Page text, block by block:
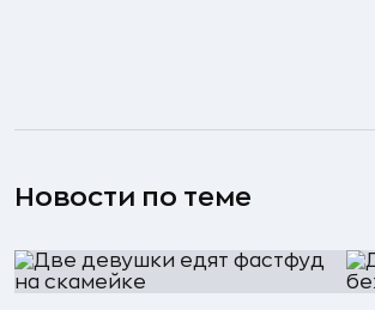
Новости по теме